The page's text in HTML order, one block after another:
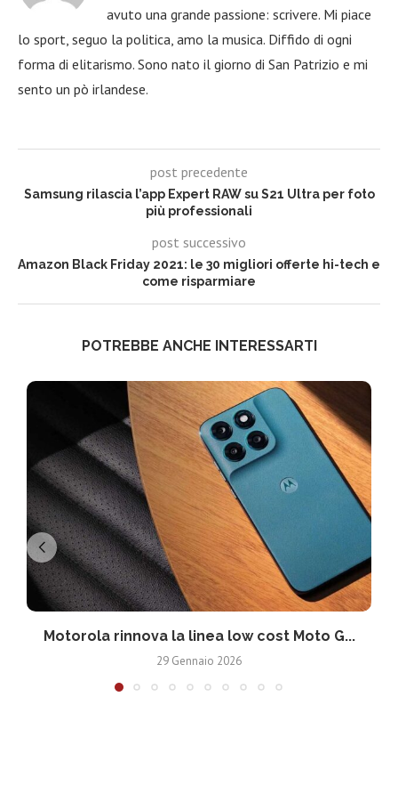
avuto una grande passione: scrivere. Mi piace
lo sport, seguo la politica, amo la musica. Diffido di ogni
forma di elitarismo. Sono nato il giorno di San Patrizio e mi
sento un pò irlandese.
post precedente
Samsung rilascia l’app Expert RAW su S21 Ultra per foto
più professionali
post successivo
Amazon Black Friday 2021: le 30 migliori offerte hi-tech e
come risparmiare
POTREBBE ANCHE INTERESSARTI
Motorola rinnova la linea low cost Moto G...
29 Gennaio 2026